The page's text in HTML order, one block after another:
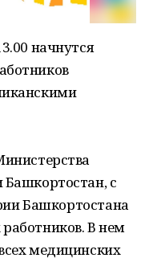
начнутся
Башкортостан, с
Башкортостана
В нем
медицинских